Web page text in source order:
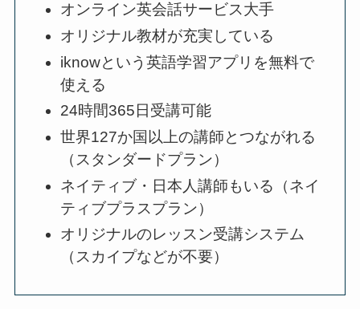
オンライン英会話サービス大手
オリジナル教材が充実している
iknowという英語学習アプリを無料で
使える
24時間365日受講可能
世界127か国以上の講師とつながれる
（スタンダードプラン）
ネイティブ・日本人講師もいる（ネイ
ティブプラスプラン）
オリジナルのレッスン受講システム
（スカイプなどが不要）